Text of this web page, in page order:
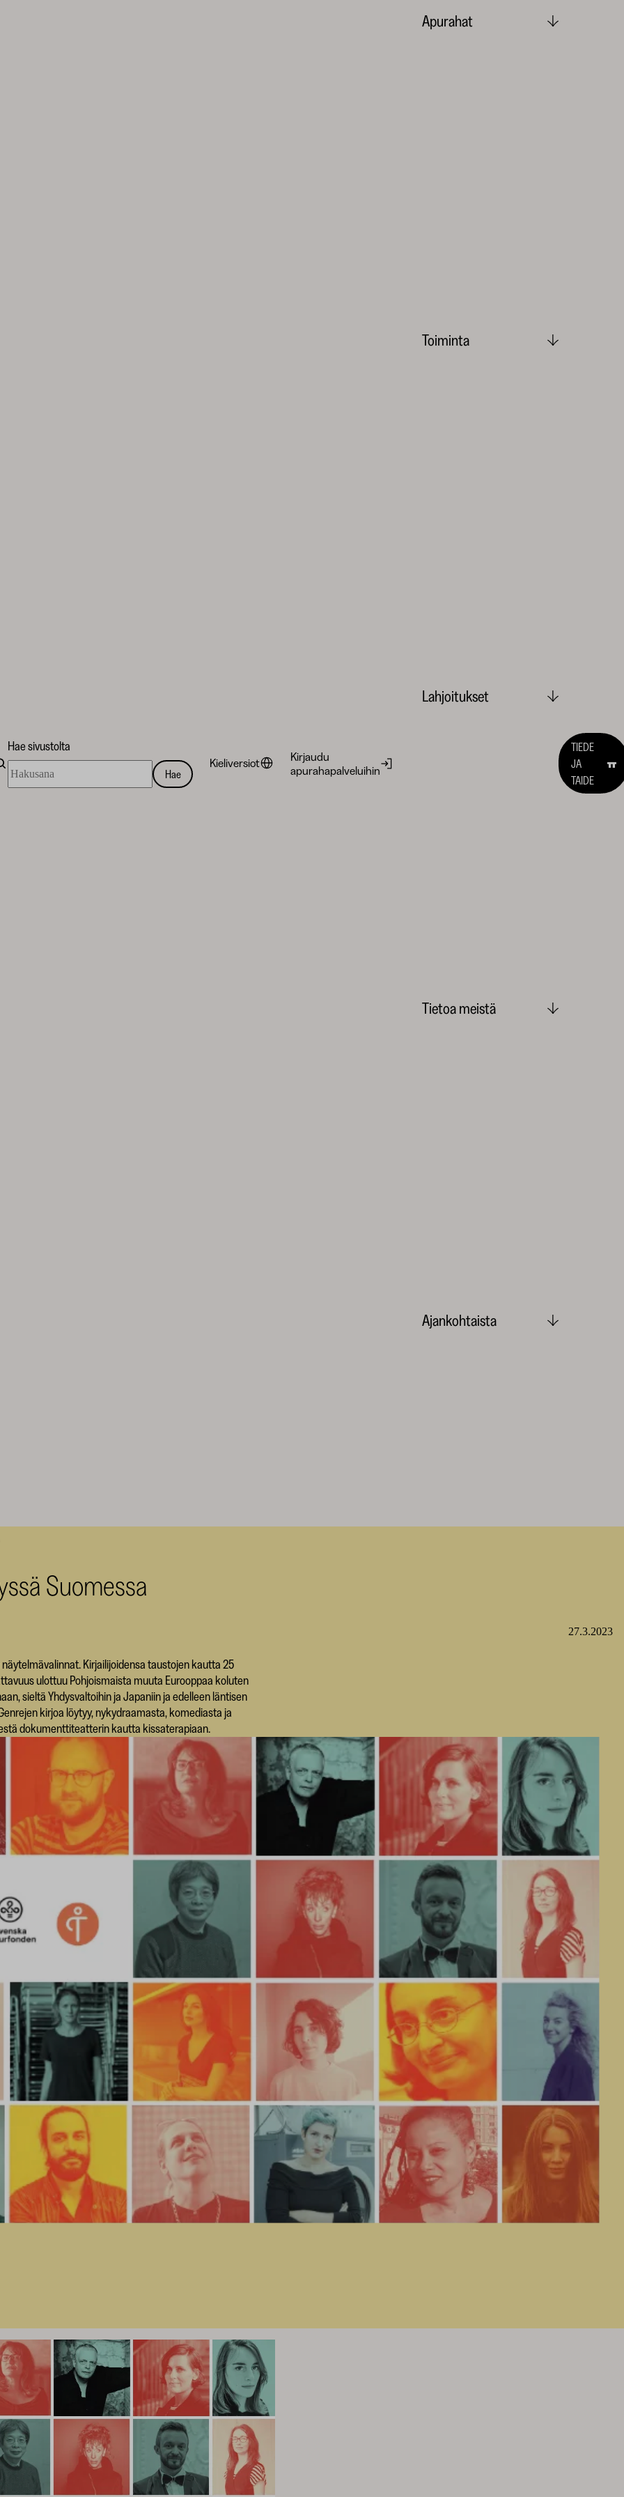
Hae sivustolta
sivustolta
Hae
Kieliversiot
Kirjaudu
apurahapalveluihin
Apurahat
Toiminta
Lahjoitukset
Tietoa meistä
Ajankohtaista
TIEDE
JA
TAIDE
Suomessa
27.3.2023
Kirjailijoidensa taustojen kautta 25
ulottuu Pohjoismaista muuta Eurooppaa koluten
sieltä Yhdysvaltoihin ja Japaniin ja edelleen läntisen
kirjoa löytyy, nykydraamasta, komediasta ja
dokumenttiteatterin kautta kissaterapiaan.